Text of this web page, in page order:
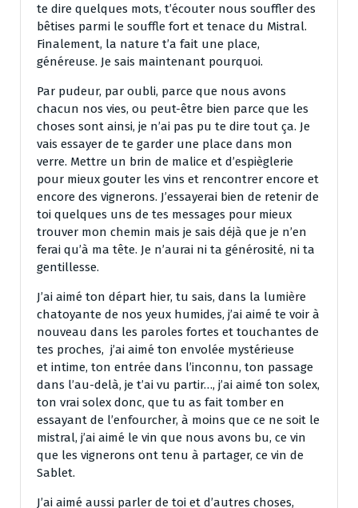
te dire quelques mots, t’écouter nous souffler des
bêtises parmi le souffle fort et tenace du Mistral.
Finalement, la nature t’a fait une place,
généreuse. Je sais maintenant pourquoi.
Par pudeur, par oubli, parce que nous avons
chacun nos vies, ou peut-être bien parce que les
choses sont ainsi, je n’ai pas pu te dire tout ça. Je
vais essayer de te garder une place dans mon
verre. Mettre un brin de malice et d’espièglerie
pour mieux gouter les vins et rencontrer encore et
encore des vignerons. J’essayerai bien de retenir de
toi quelques uns de tes messages pour mieux
trouver mon chemin mais je sais déjà que je n’en
ferai qu’à ma tête. Je n’aurai ni ta générosité, ni ta
gentillesse.
J’ai aimé ton départ hier, tu sais, dans la lumière
chatoyante de nos yeux humides, j’ai aimé te voir à
nouveau dans les paroles fortes et touchantes de
tes proches, j’ai aimé ton envolée mystérieuse
et intime, ton entrée dans l’inconnu, ton passage
dans l’au-delà, je t’ai vu partir…, j’ai aimé ton solex,
ton vrai solex donc, que tu as fait tomber en
essayant de l’enfourcher, à moins que ce ne soit le
mistral, j’ai aimé le vin que nous avons bu, ce vin
que les vignerons ont tenu à partager, ce vin de
Sablet.
J’ai aimé aussi parler de toi et d’autres choses,